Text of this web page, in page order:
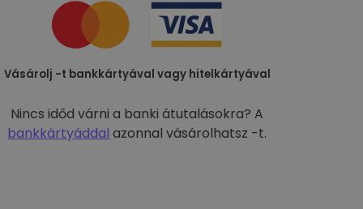
Vásárolj -t bankkártyával vagy hitelkártyával
Nincs időd várni a banki átutalásokra? A
bankkártyáddal azonnal vásárolhatsz -t.